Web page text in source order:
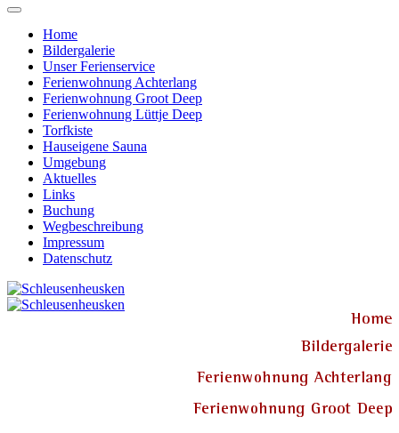
Home
Bildergalerie
Unser Ferienservice
Ferienwohnung Achterlang
Ferienwohnung Groot Deep
Ferienwohnung Lüttje Deep
Torfkiste
Hauseigene Sauna
Umgebung
Aktuelles
Links
Buchung
Wegbeschreibung
Impressum
Datenschutz